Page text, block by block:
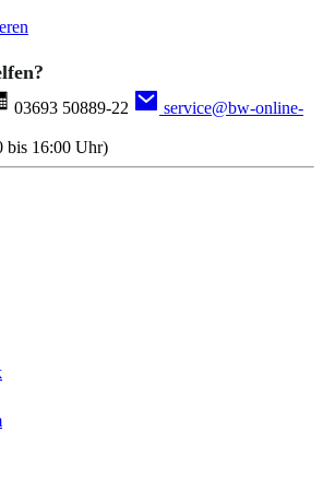
03693 50889-22
service@bw-online-
bis 16:00 Uhr)